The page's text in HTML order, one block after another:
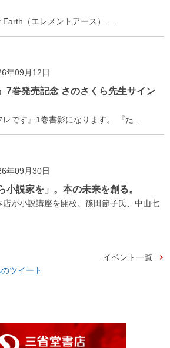
（エレメントアース） ...
年09月12日
7巻発売記念 さのさくら先生サイン
です』1巻書影になります。 『た...
年09月30日
小説家を」。本の未来を創る。
が小説講座を開校。篠田節子氏、中山七
イベント一覧
ツイート